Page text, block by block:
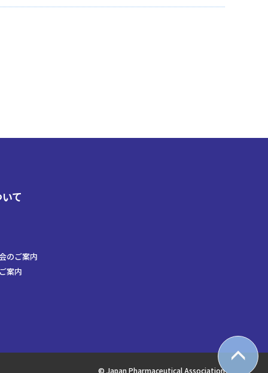
て
のご案内
案内
© Japan Pharmaceutical Association